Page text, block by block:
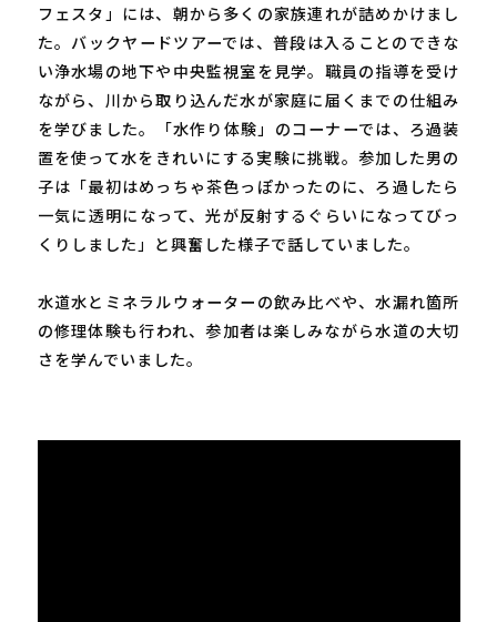
フェスタ」には、朝から多くの家族連れが詰めかけまし
た。バックヤードツアーでは、普段は入ることのできな
い浄水場の地下や中央監視室を見学。職員の指導を受け
ながら、川から取り込んだ水が家庭に届くまでの仕組み
を学びました。「水作り体験」のコーナーでは、ろ過装
置を使って水をきれいにする実験に挑戦。参加した男の
子は「最初はめっちゃ茶色っぽかったのに、ろ過したら
一気に透明になって、光が反射するぐらいになってびっ
くりしました」と興奮した様子で話していました。
水道水とミネラルウォーターの飲み比べや、水漏れ箇所
の修理体験も行われ、参加者は楽しみながら水道の大切
さを学んでいました。